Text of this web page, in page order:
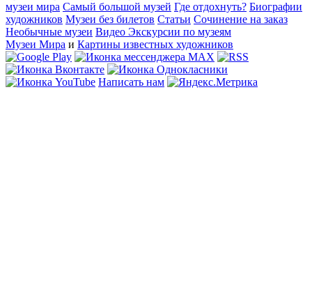
музеи мира Самый большой музей Где отдохнуть? Биографии
художников Музеи без билетов Статьи Сочинение на заказ
Необычные музеи Видео Экскурсии по музеям
Музеи Мира и Картины известных художников
Написать нам